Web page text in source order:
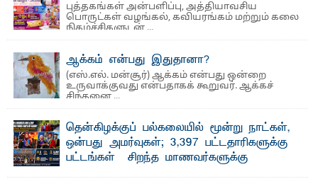
புத்தகங்கள் அன்பளிப்பு, அத்தியாவசிய
பொருட்கள் வழங்கல், கவியரங்கம் மற்றும் கலை
நிகழ்ச்சிகளுடன் ...
ஆக்கம் என்பது இதுதானா?
(எஸ்.எல். மன்சூர்) ஆக்கம் என்பது ஒன்றை
உருவாக்குவது என்பதாகக் கூறுவர். ஆக்கச்
சிந்தனை ...
தென்கிழக்குப் பல்கலையில் மூன்று நாட்கள்,
ஒன்பது அமர்வுகள்; 3,397 பட்டதாரிகளுக்கு
பட்டங்கள் – சிறந்த மாணவர்களுக்கு